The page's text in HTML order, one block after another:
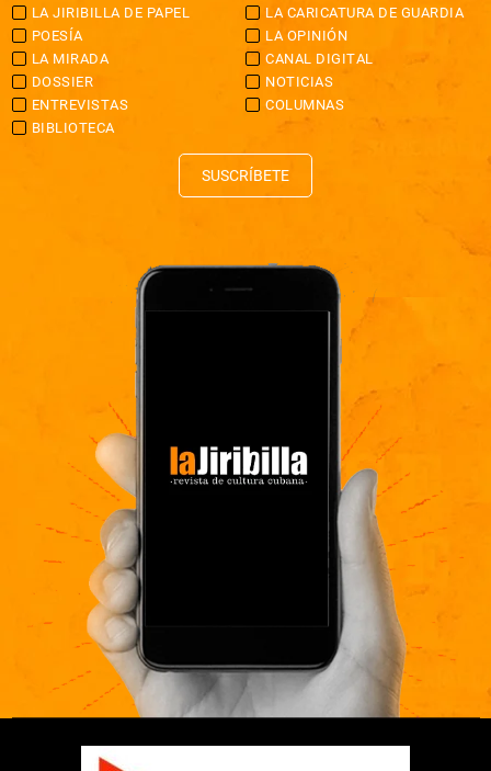
LA JIRIBILLA DE PAPEL
LA CARICATURA DE GUARDIA
POESÍA
LA OPINIÓN
LA MIRADA
CANAL DIGITAL
DOSSIER
NOTICIAS
ENTREVISTAS
COLUMNAS
BIBLIOTECA
SUSCRÍBETE